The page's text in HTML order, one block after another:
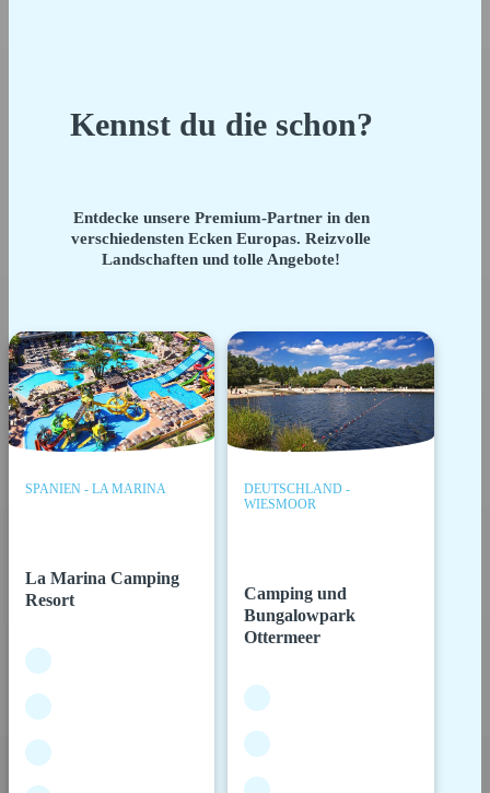
Kennst du die schon?
Entdecke unsere Premium-Partner in den
verschiedensten Ecken Europas. Reizvolle
Landschaften und tolle Angebote!
SPANIEN - LA MARINA
La Marina Camping
Resort
DEUTSCHLAND -
WIESMOOR
Camping und
Bungalowpark
Ottermeer